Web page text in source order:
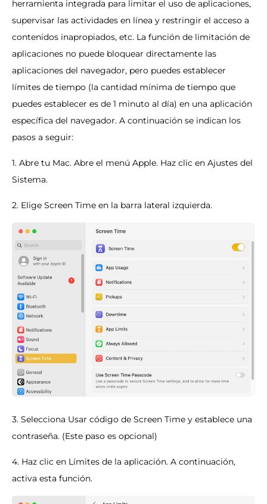
herramienta integrada para limitar el uso de aplicaciones,
supervisar las actividades en línea y restringir el acceso a
contenidos inapropiados, etc. La función de limitación de
aplicaciones no puede bloquear directamente las
aplicaciones del navegador, pero puedes establecer
límites de tiempo (la cantidad mínima de tiempo que
puedes establecer es de 1 minuto al día) en una aplicación
específica del navegador. A continuación se indican los
pasos a seguir:
1. Abre tu Mac. Abre el menú Apple. Haz clic en Ajustes del
Sistema.
2. Elige Screen Time en la barra lateral izquierda.
3. Selecciona Usar código de Screen Time y establece una
contraseña. (Este paso es opcional)
4. Haz clic en Límites de la aplicación. A continuación,
activa esta función.